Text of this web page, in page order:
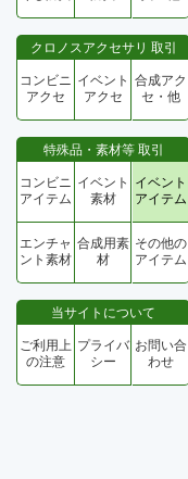
クロノスアクセサリ 取引
コンビニ
アクセ
イベント
アクセ
合成アク
セ・他
特殊品・素材等 取引
コンビニ
アイテム
イベント
素材
イベント
アイテム
エンチャ
ント素材
合成用素
材
その他の
アイテム
当サイトについて
ご利用上
の注意
プライバ
シー
お問い合
わせ